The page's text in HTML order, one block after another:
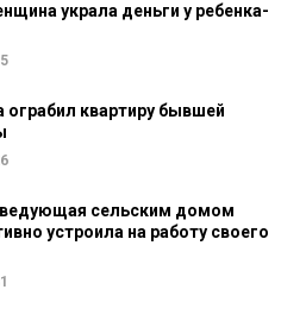
украла деньги у ребенка-
ограбил квартиру бывшей
сельским домом
устроила на работу своего